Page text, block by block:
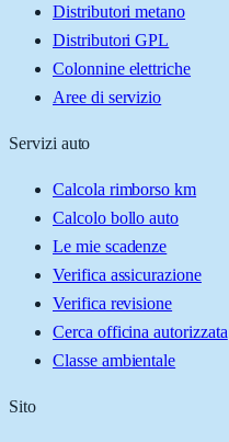
Distributori metano
Distributori GPL
Colonnine elettriche
Aree di servizio
Servizi auto
Calcola rimborso km
Calcolo bollo auto
Le mie scadenze
Verifica assicurazione
Verifica revisione
Cerca officina autorizzata
Classe ambientale
Sito